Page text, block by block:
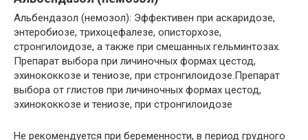
Альбендазол (немозол): Эффективен при аскаридозе,
энтеробиозе, трихоцефалезе, описторхозе,
стронгилоидозе, а также при смешанных гельминтозах.
Препарат выбора при личиночных формах цестод,
эхинококкозе и тениозе, при стронгилоидозе.Препарат
выбора от глистов при личиночных формах цестод,
эхинококкозе и тениозе, при стронгилоидозе
Не рекомендуется при беременности, в период грудного